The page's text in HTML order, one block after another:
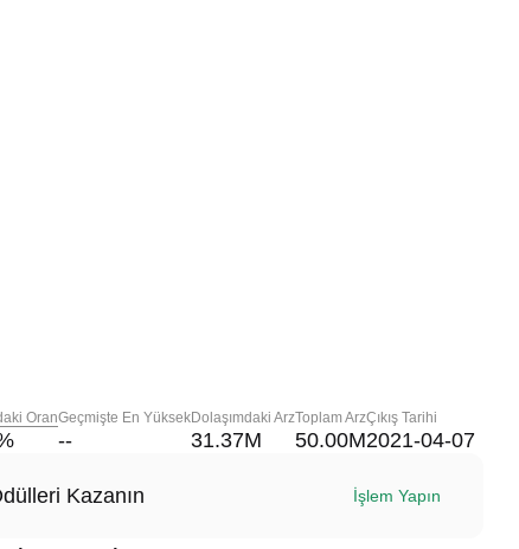
OranGeçmişte En Yüksek
--
Dolaşımdaki Arz
31.37M
Toplam Arz
50.00M
Çıkış Tarihi
2021-04-07
Kazanın İşlem Yapın